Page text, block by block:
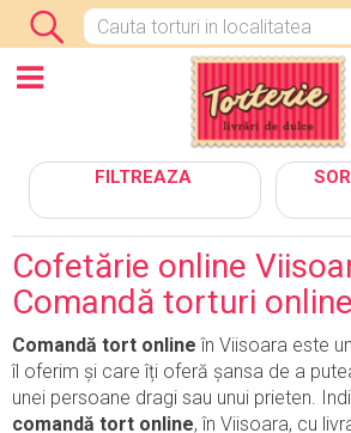
INCHIDE
FILTREAZA
Cofetărie online
Comandă torturi
Comandă tort online în Viisoara este
îl oferim și care îți oferă șansa de a
unei persoane dragi sau unui prieten.
comandă tort online, în Viisoara, cu